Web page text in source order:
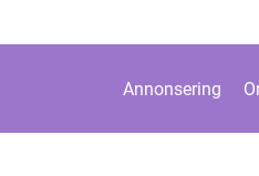
Annonsering